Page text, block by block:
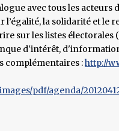
avec tous les
la solidarité et le
sur les listes électorales
d'intérêt,
complémentaires :http://
pdf/agenda/